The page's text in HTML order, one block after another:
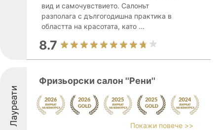
вид и самочувствието. Салонът
разполага с дългогодишна практика в
областта на красотата, като ...
8.7
Лауреати
Фризьорски салон ''Рени''
Покажи повече >>